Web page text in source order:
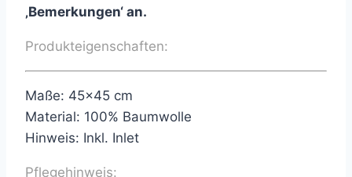
‚Bemerkungen‘ an.
Produkteigenschaften:
Maße: 45×45 cm
Material: 100% Baumwolle
Hinweis: Inkl. Inlet
Pflegehinweis: